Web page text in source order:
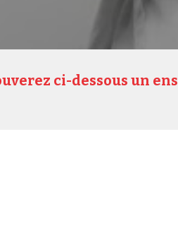
ci-dessous un